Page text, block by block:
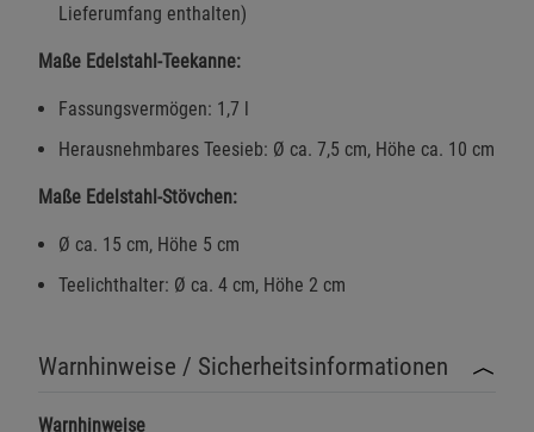
Lieferumfang enthalten)
Maße Edelstahl-Teekanne:
Fassungsvermögen: 1,7 l
Herausnehmbares Teesieb: Ø ca. 7,5 cm, Höhe ca. 10 cm
Maße Edelstahl-Stövchen:
Ø ca. 15 cm, Höhe 5 cm
Teelichthalter: Ø ca. 4 cm, Höhe 2 cm
Warnhinweise / Sicherheitsinformationen
Warnhinweise